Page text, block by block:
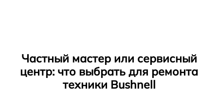
Частный мастер или сервисный
центр: что выбрать для ремонта
техники Bushnell